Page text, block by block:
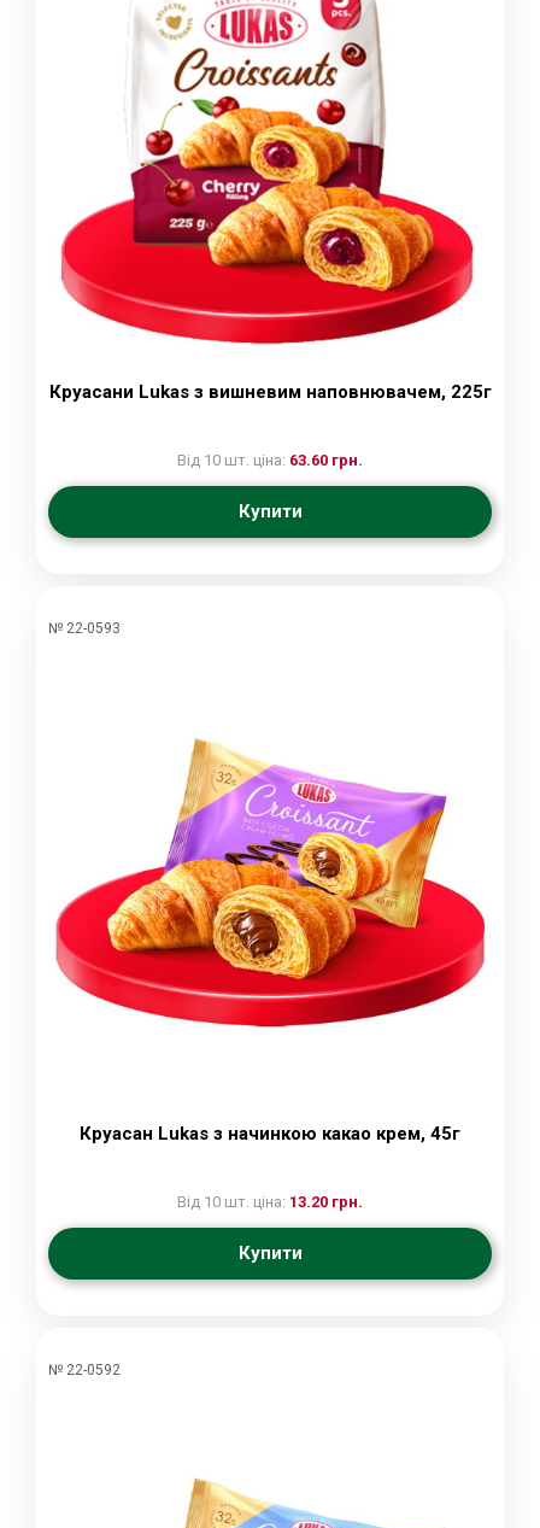
Круасани Lukas з вишневим наповнювачем, 225г
Від 10 шт. ціна: 63.60 грн.
Купити
№ 22-0593
Круасан Lukas з начинкою какао крем, 45г
Від 10 шт. ціна: 13.20 грн.
Купити
№ 22-0592